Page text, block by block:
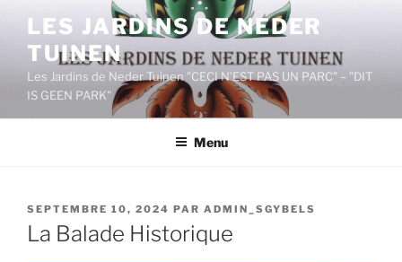
contenu
principal
LES JARDINS DE NEDER
TUINEN
Les Jardins de Neder Tuinen "CECI N’EST PAS UN PARC" – "DIT
IS GEEN PARK"
Menu
PUBLIÉ
LE
SEPTEMBRE 10, 2024 PAR ADMIN_SGYBELS
La Balade Historique